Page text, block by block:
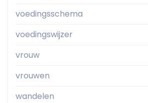
voedingsschema
voedingswijzer
vrouw
vrouwen
wandelen